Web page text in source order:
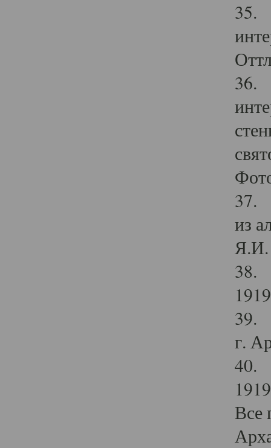
35.
36.
37.
из
Я.И.
38.
39.
г.
40.
Все